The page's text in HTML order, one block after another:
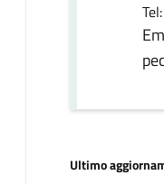
Tel:
Ultimo